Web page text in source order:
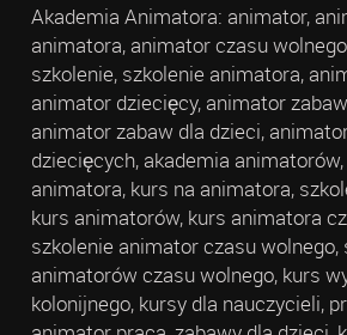
Akademia Animatora: animator,
animatora, animator czasu
szkolenie, szkolenie animatora,
animator dziecięcy, animator
animator zabaw dla dzieci,
dziecięcych, akademia
animatora, kurs na animatora,
kurs animatorów, kurs animatora
szkolenie animator czasu wolnego,
animatorów czasu wolnego, kurs
kolonijnego, kursy dla nauczycieli,